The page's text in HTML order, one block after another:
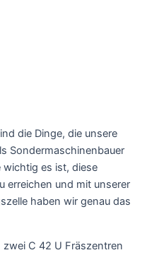
die Dinge, die unsere
Sondermaschinenbauer
es ist, diese
erreichen und mit unserer
haben wir genau das
C 42 U Fräszentren